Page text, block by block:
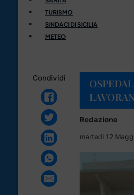
TURISMO
SINDACI DI SICILIA
METEO
Condividi
Redazione
martedì 12